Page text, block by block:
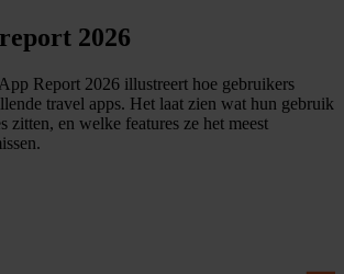
2026
Report 2026 illustreert hoe gebruikers
travel apps. Het laat zien wat hun gebruik
zitten, en welke features ze het meest